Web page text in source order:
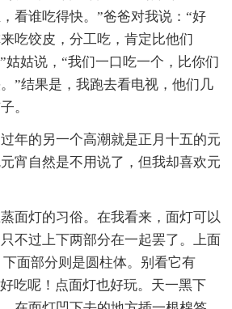
看谁吃得快。”爸爸对我说：“好
吃饺皮，分工吃，肯定比他们
姑姑说，“我们一口吃一个，比你们
”结果是，我跑去看电视，他们几
。
年的另一个高潮就是正月十五的元
宵自然是不用说了，但我却喜欢元
面灯的习俗。在我看来，面灯可以
不过上下两部分在一起罢了。上面
面部分则是圆柱体。别看它有
吃呢！点面灯也好玩。天一黑下